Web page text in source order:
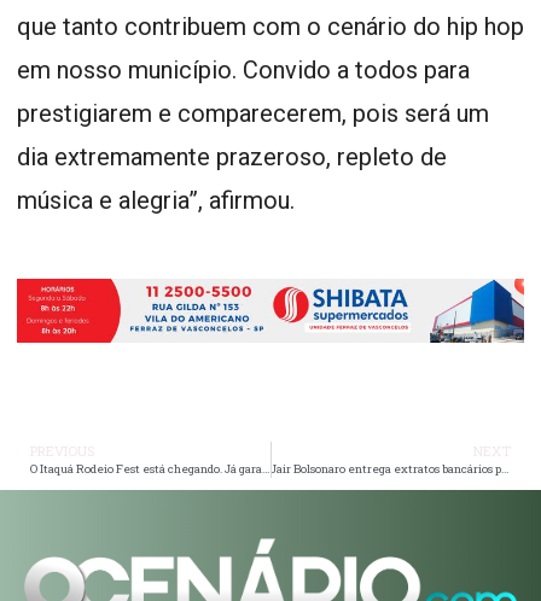
que tanto contribuem com o cenário do hip hop
em nosso município. Convido a todos para
prestigiarem e comparecerem, pois será um
dia extremamente prazeroso, repleto de
música e alegria”, afirmou.
O Itaquá Rodeio Fest está chegando. Já garantiu seus ingressos? 🐴🎟️ Jair Bolsonaro entrega extratos bancários para o STF após quebra de sigilo